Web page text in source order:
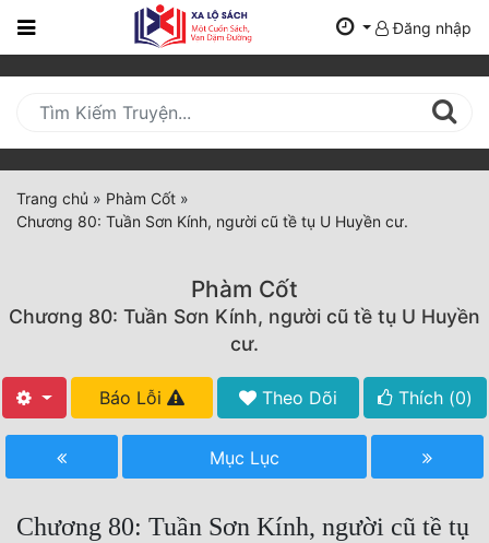
Trang
Mới
Cập
Nhật
(current)
Truyện Mới Ra
Hoàn Thành
Free
Đăng nhập
Trang chủ » Phàm Cốt »
Chương 80: Tuần Sơn Kính, người cũ tề tụ U Huyền cư.
Phàm Cốt
Chương 80: Tuần Sơn Kính, người cũ tề tụ U Huyền
cư.
Báo Lỗi Theo Dõi Thích (0)
Mục Lục
Chương 80: Tuần Sơn Kính, người cũ tề tụ